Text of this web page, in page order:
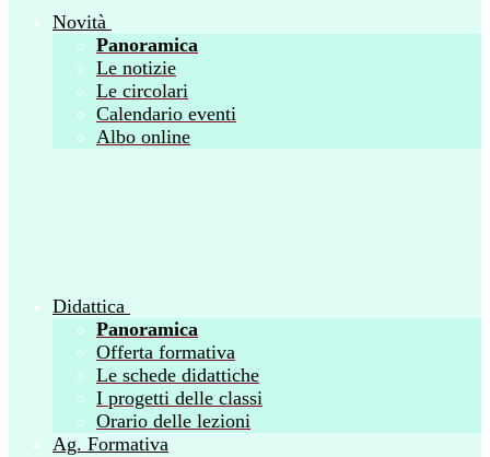
Novità
Panoramica
Le notizie
Le circolari
Calendario eventi
Albo online
Didattica
Panoramica
Offerta formativa
Le schede didattiche
I progetti delle classi
Orario delle lezioni
Ag. Formativa